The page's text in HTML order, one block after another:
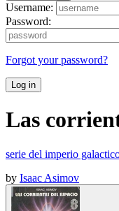
Username:
Password:
Forgot your password?
Log in
Las
serie del imperio
by Isaac Asimov